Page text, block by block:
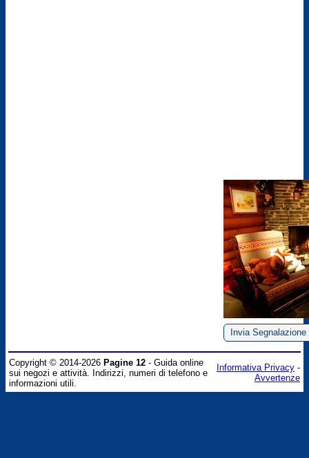
Invia Segnalazione
Copyright © 2014-2026 Pagine 12 - Guida online
sui negozi e attività. Indirizzi, numeri di telefono e
informazioni utili.
Informativa Privacy -
Avvertenze